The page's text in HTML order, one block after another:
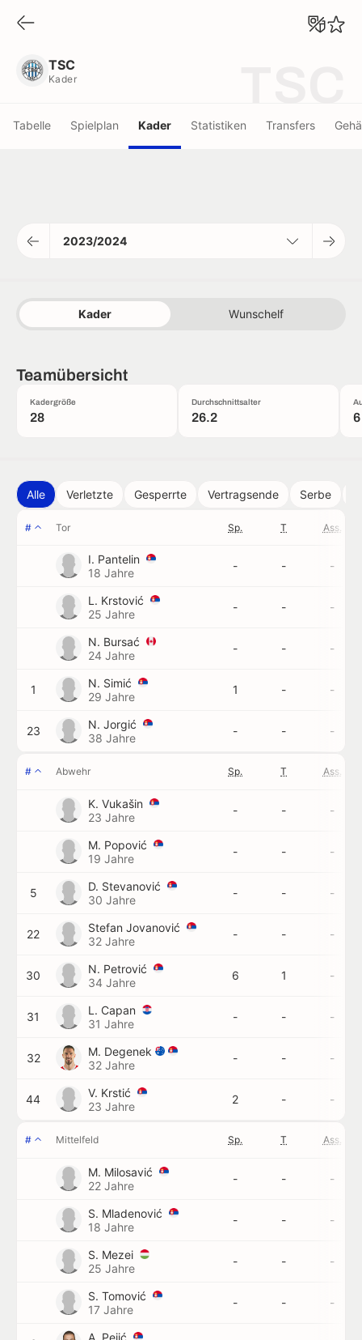
TSC
Kader
Tabelle Spielplan Kader Statistiken Transfers
2023/2024
Kader Wunschelf
Teamübersicht
Kadergröße
28
Durchschnittsalter
26.2
Alle Verletzte Gesperrte Vertragsende Serbe
# Tor Sp. T Ass.
I. Pantelin
18 Jahre
- - -
L. Krstović
25 Jahre
- - -
N. Bursać
24 Jahre
- - -
1
N. Simić
29 Jahre
1 - -
23
N. Jorgić
38 Jahre
- - -
# Abwehr Sp. T Ass.
K. Vukašin
23 Jahre
- - -
M. Popović
19 Jahre
- - -
5
D. Stevanović
30 Jahre
- - -
22
Stefan Jovanović
32 Jahre
- - -
30
N. Petrović
34 Jahre
6 1 -
31
L. Capan
31 Jahre
- - -
32
M. Degenek
32 Jahre
- - -
44
V. Krstić
23 Jahre
2 - -
# Mittelfeld Sp. T Ass.
M. Milosavić
22 Jahre
- - -
S. Mladenović
18 Jahre
- - -
S. Mezei
25 Jahre
- - -
S. Tomović
17 Jahre
- - -
A. Pejić